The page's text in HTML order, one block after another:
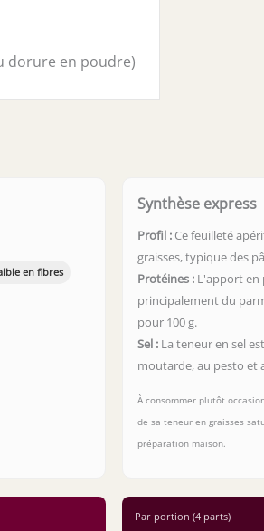
dorure en poudre)
en fibres
Synthèse express
Profil : Ce feuilleté
graisses, typique des
Protéines : L'apport en
principalement du
pour 100 g.
Sel : La teneur en sel
moutarde, au pesto et
À consommer plutôt
de sa teneur en graisses
préparation maison.
Par portion (4 parts)